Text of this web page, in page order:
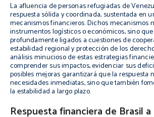
La afluencia de personas refugiadas de
respuesta sólida y coordinada, sustentada en
mecanismos financieros. Dichos mecanismos
instrumentos logísticos o económicos, sino
profundamente ligados a cuestiones de
estabilidad regional y protección de los
análisis minucioso de estas estrategias
comprender sus impactos, evidenciar sus
posibles mejoras garantizará que la respuesta
necesidades inmediatas, sino que también
la estabilidad a largo plazo.
Respuesta financiera de Brasil